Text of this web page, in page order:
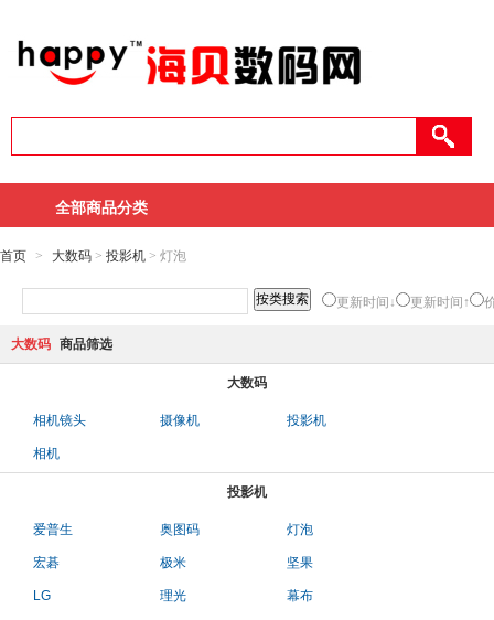
全部商品分类
首页 > 大数码 > 投影机 > 灯泡
更新时间↓ 更新时间↑
大数码 商品筛选
大数码
相机镜头 摄像机 投影机
相机
投影机
爱普生 奥图码 灯泡
宏碁 极米 坚果
LG 理光 幕布